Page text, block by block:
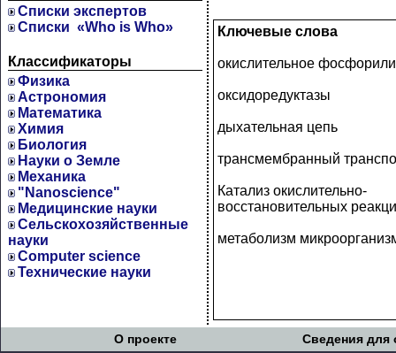
Cписки экспертов
Списки «Who is Who»
Классификаторы
Физика
Астрономия
Математика
Химия
Биология
Науки о Земле
Механика
"Nanoscience"
Медицинские науки
Сельскохозяйственные
науки
Computer science
Технические науки
Ключевые слова
окислительное
оксидоредуктазы
дыхательная цепь
трансмембранный
Катализ окислительно-
восстановительных
метаболизм
О проекте Сведения для